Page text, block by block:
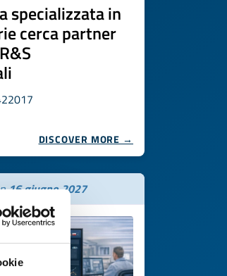
specializzata in
cerca partner
DISCOVER MORE →
16 giugno 2027